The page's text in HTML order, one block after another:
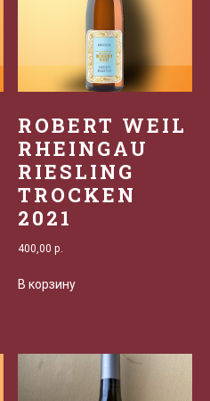
ROBERT WEIL
RHEINGAU
RIESLING
TROCKEN
2021
400,00р.
В корзину